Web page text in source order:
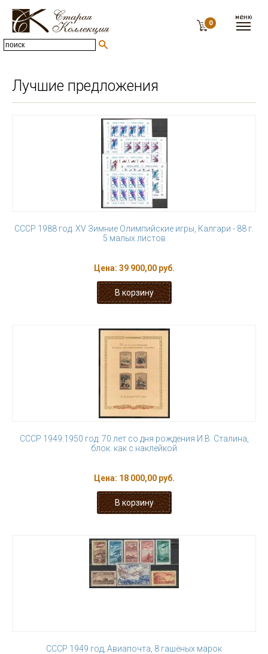
0
Лучшие предложения
СССР 1988 год. XV Зимние Олимпийские игры, Калгари - 88 г.
5 малых листов
Цена: 39 900,00 руб.
СССР 1949.1950 год. 70 лет со дня рождения И.В. Сталина,
блок. как с наклейкой
Цена: 18 000,00 руб.
СССР 1949 год, Авиапочта, 8 гашёных марок